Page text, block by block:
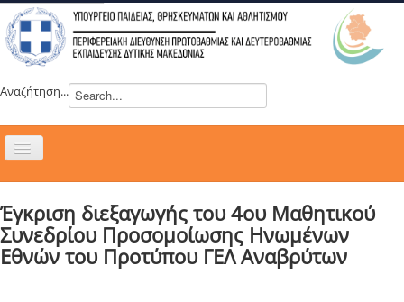
Αναζήτηση...
Εναλλαγή
ΝΕΑ
ΣΥΜΒΟΥΛΙΑ
Έγκριση διεξαγωγής του 4ου Μαθητικού
Συνεδρίου Προσομοίωσης Ηνωμένων
Εθνών του Προτύπου ΓΕΛ Αναβρύτων